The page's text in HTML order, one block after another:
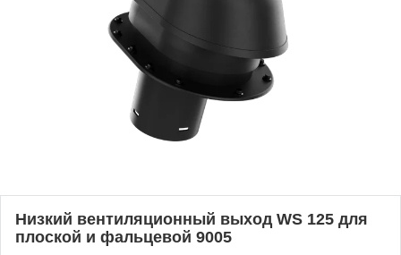
Низкий вентиляционный выход WS 125 для
плоской и фальцевой 9005